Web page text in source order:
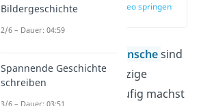
zur Stelle im Video springen
Geburtstagswünschesind
meistens kurze und witzige
Häufig machst
Bildergeschichte
2/6 – Dauer: 04:59
Spannende Geschichte
schreiben
3/6 – Dauer: 03:51